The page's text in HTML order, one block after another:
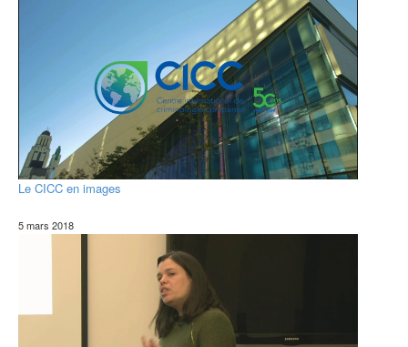
Le CICC en images
5 mars 2018